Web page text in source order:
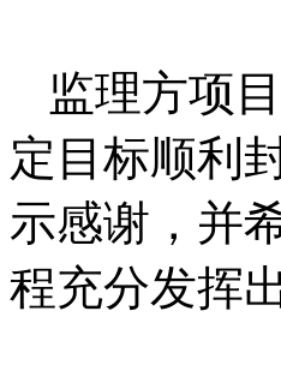
监理方项
定目标顺利
示感谢，并
程充分发挥